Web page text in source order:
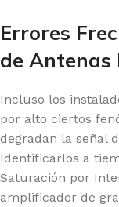
Errores
de Antenas
Incluso los
por alto ciertos
degradan la señal
Identificarlos a
Saturación por
amplificador de